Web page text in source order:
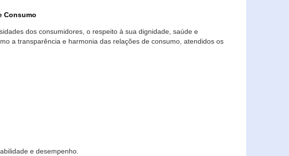
Consumo
dos consumidores, o respeito à sua dignidade, saúde e
a transparência e harmonia das relações de consumo, atendidos os
e desempenho.